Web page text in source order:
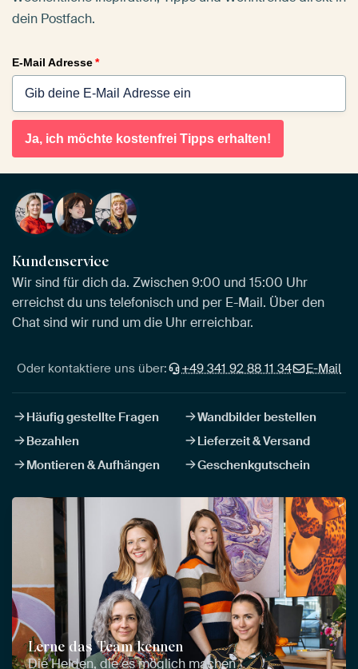
dein Postfach.
E-Mail Adresse*
Ja, ich möchte kostenfrei Tipps erhalten!
Kundenservice
Wir sind für dich da. Zwischen 9:00 und 15:00 Uhr
erreichst du uns telefonisch und per E-Mail. Über den
Chat sind wir rund um die Uhr erreichbar.
Oder kontaktiere uns über: +49 341 92 88 11 34 E-Mail
Häufig gestellte Fragen
Wandbilder bestellen
Bezahlen
Lieferzeit & Versand
Montieren & Aufhängen
Geschenkgutschein
Lerne das Team kennen
Die Helden, die es möglich machen